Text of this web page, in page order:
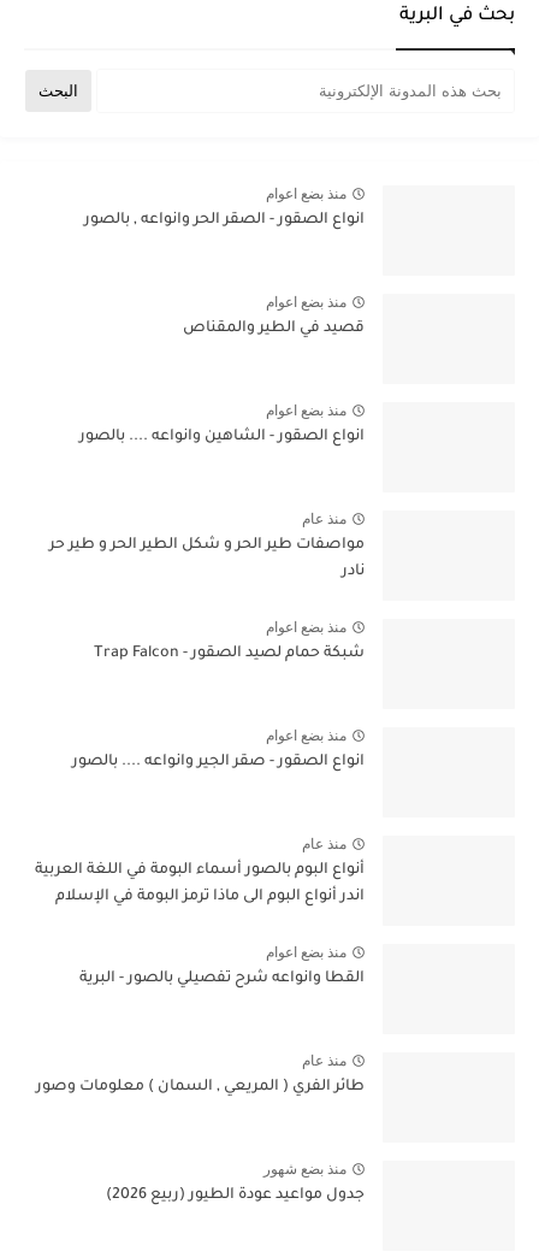
بحث في البرية
منذ بضع اعوام
انواع الصقور - الصقر الحر وانواعه , بالصور
منذ بضع اعوام
قصيد في الطير والمقناص
منذ بضع اعوام
انواع الصقور - الشاهين وانواعه .... بالصور
منذ عام
مواصفات طير الحر و شكل الطير الحر و طير حر
نادر
منذ بضع اعوام
شبكة حمام لصيد الصقور - Trap Falcon
منذ بضع اعوام
انواع الصقور - صقر الجير وانواعه .... بالصور
منذ عام
أنواع البوم بالصور أسماء البومة في اللغة العربية
اندر أنواع البوم الى ماذا ترمز البومة في الإسلام
منذ بضع اعوام
القطا وانواعه شرح تفصيلي بالصور - البرية
منذ عام
طائر الفري ( المريعي , السمان ) معلومات وصور
منذ بضع شهور
جدول مواعيد عودة الطيور (ربيع 2026)